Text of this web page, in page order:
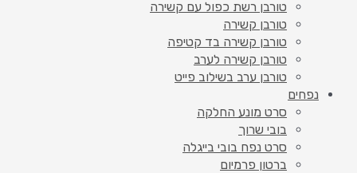
טורבן רשת כפול עם קשירה
טורבן קשירה
טורבן קשירה בד קטיפה
טורבן קשירה לערב
טורבן ערב בשילוב פייט
נפחים
סרט מונע החלקה
בובי שרוך
סרט נפח בובי בייגלה
ברטון פרמיום